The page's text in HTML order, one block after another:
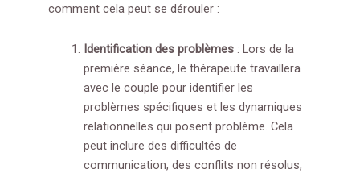
comment cela peut se dérouler :
Identification des problèmes: Lors de la
première séance, le thérapeute travaillera
avec le couple pour identifier les
problèmes spécifiques et les dynamiques
relationnelles qui posent problème. Cela
peut inclure des difficultés de
communication, des conflits non résolus,